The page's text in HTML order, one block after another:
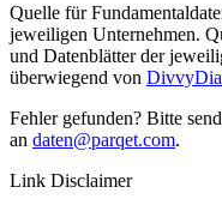
Quelle für
jeweiligen Unternehmen.
und Datenblätter der
überwiegend von
Fehler gefunden? Bitte
an daten@parqet.com.
Link Disclaimer